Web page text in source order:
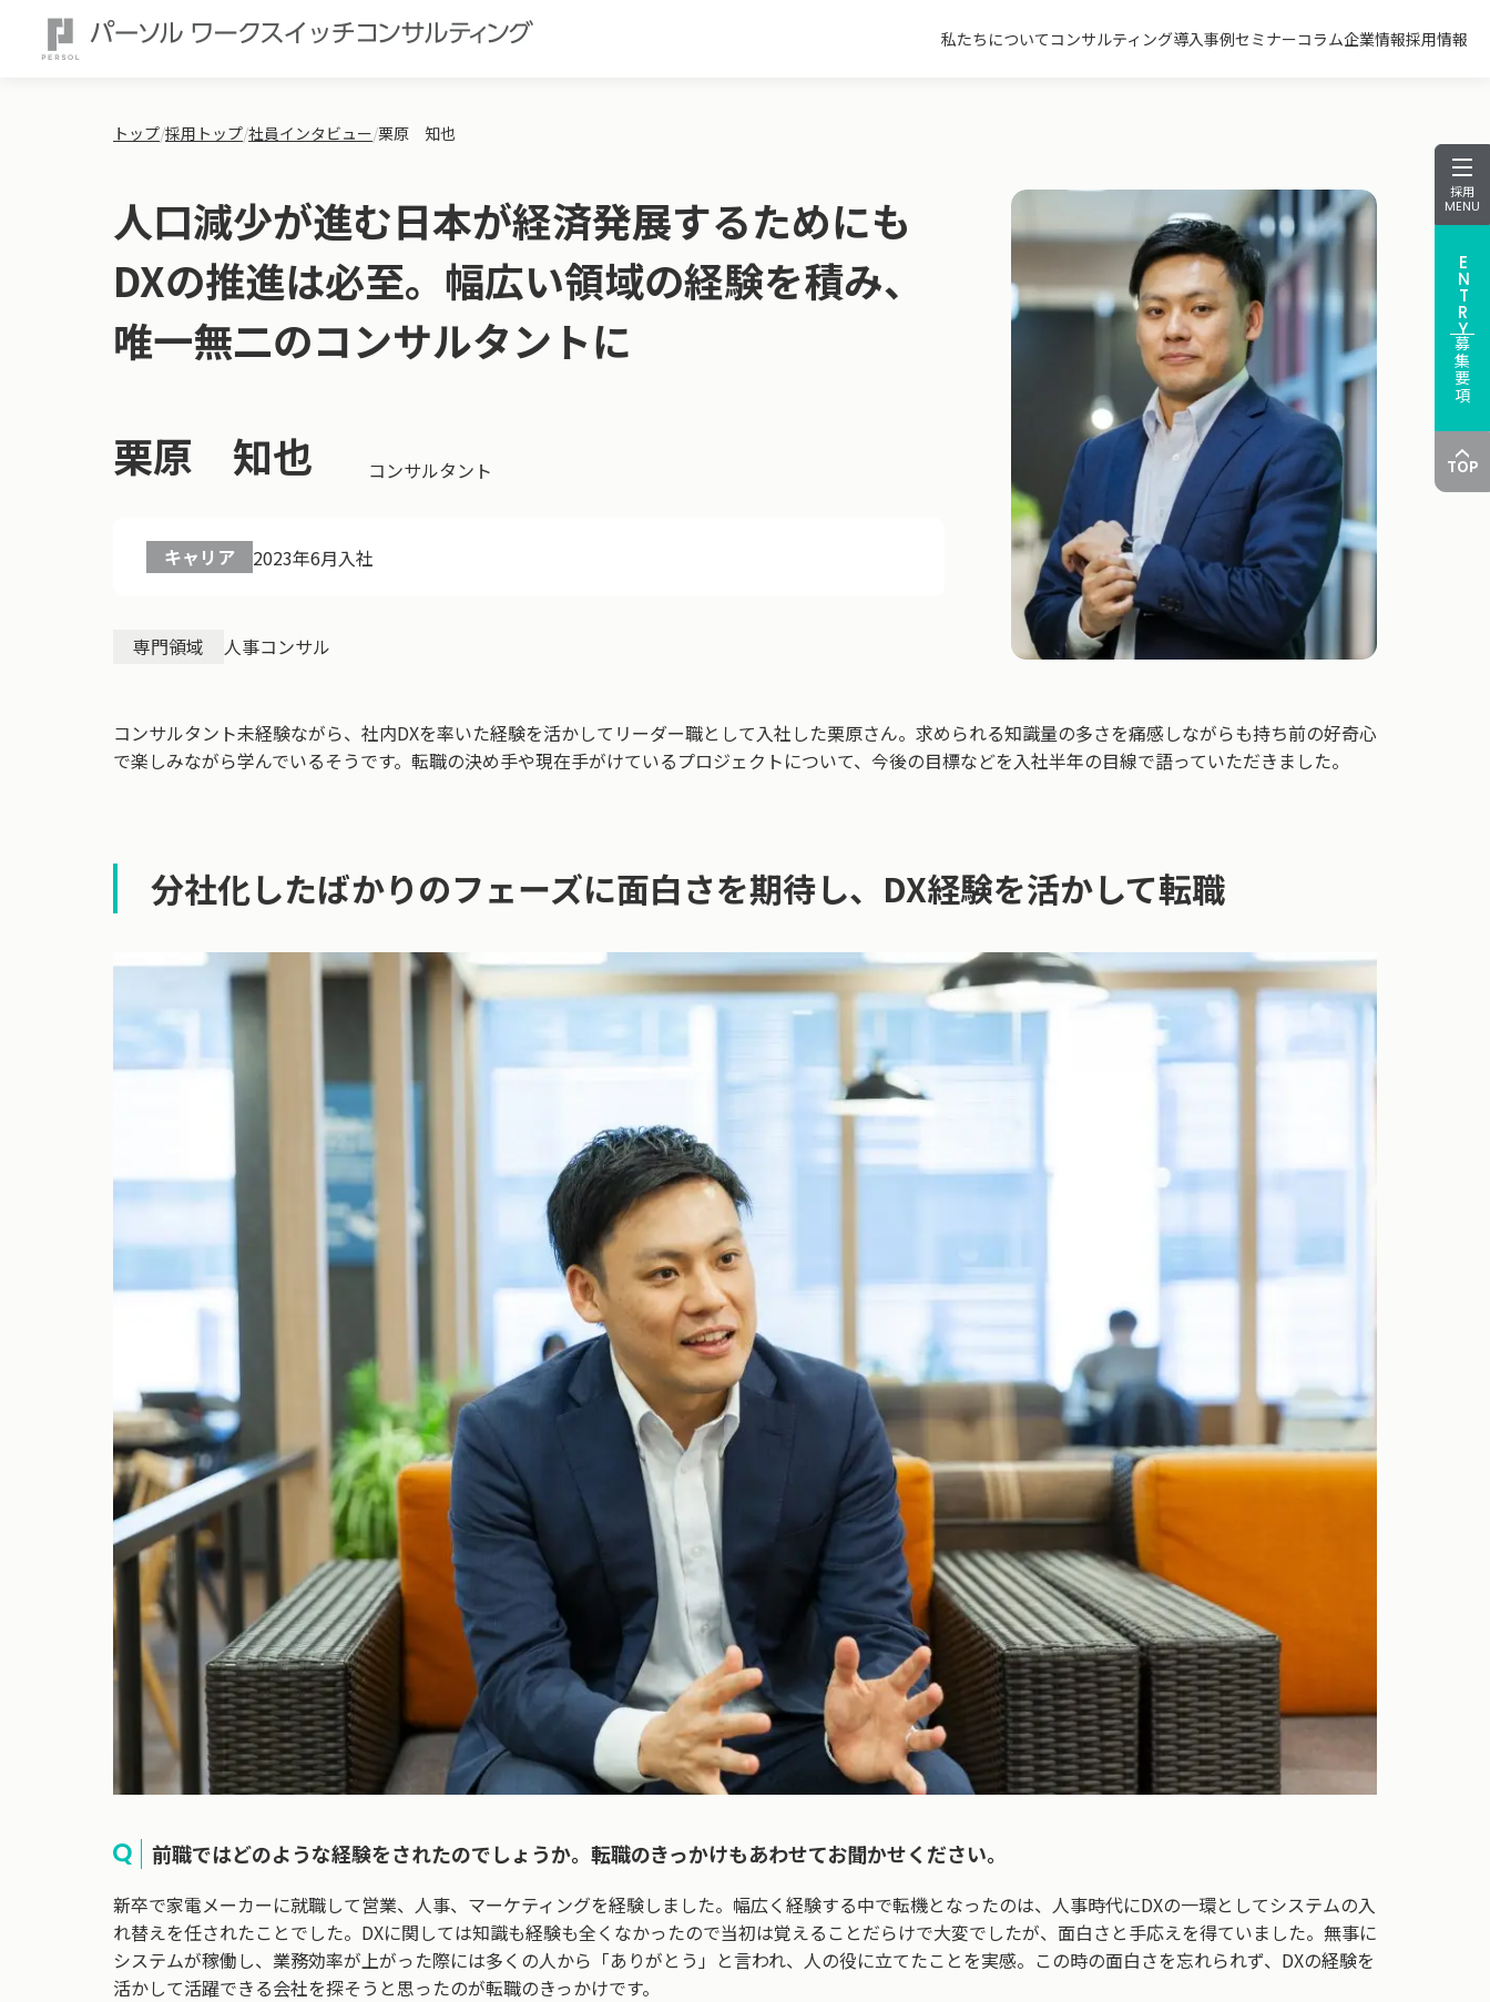
私たちについてコンサルティング導入事例セミナーコラム企業情報採用情報
トップ/採用トップ/社員インタビュー/栗原　知也
人口減少が進む日本が経済発展するためにも
DXの推進は必至。幅広い領域の経験を積み、
唯一無二のコンサルタントに
栗原 知也
コンサルタント
キャリア 2023年6月入社
専門領域 人事コンサル
コンサルタント未経験ながら、社内DXを率いた経験を活かしてリーダー職として入社した栗原さん。求められる知識量の多さを痛感しながらも持ち前の好奇心
で楽しみながら学んでいるそうです。転職の決め手や現在手がけているプロジェクトについて、今後の目標などを入社半年の目線で語っていただきました。
分社化したばかりのフェーズに面白さを期待し、DX経験を活かして転職
前職ではどのような経験をされたのでしょうか。転職のきっかけもあわせてお聞かせください。
新卒で家電メーカーに就職して営業、人事、マーケティングを経験しました。幅広く経験する中で転機となったのは、人事時代にDXの一環としてシステムの入
れ替えを任されたことでした。DXに関しては知識も経験も全くなかったので当初は覚えることだらけで大変でしたが、面白さと手応えを得ていました。無事に
システムが稼働し、業務効率が上がった際には多くの人から「ありがとう」と言われ、人の役に立てたことを実感。この時の面白さを忘れられず、DXの経験を
活かして活躍できる会社を探そうと思ったのが転職のきっかけです。
採用
MENU
ENTRY
募集要項
TOP